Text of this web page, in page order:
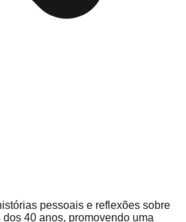
pessoais e reflexões sobre
40 anos, promovendo uma